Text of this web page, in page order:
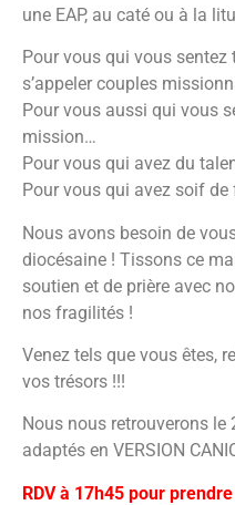
une EAP, au caté ou à la
Pour vous qui vous
s’appeler couples
Pour vous aussi qui vous
mission…
Pour vous qui avez du
Pour vous qui avez soif
Nous avons besoin de
diocésaine ! Tissons ce
soutien et de prière avec
nos fragilités !
Venez tels que vous êtes,
vos trésors !!!
Nous nous retrouverons
adaptés en VERSION
RDV à 17h45 pour